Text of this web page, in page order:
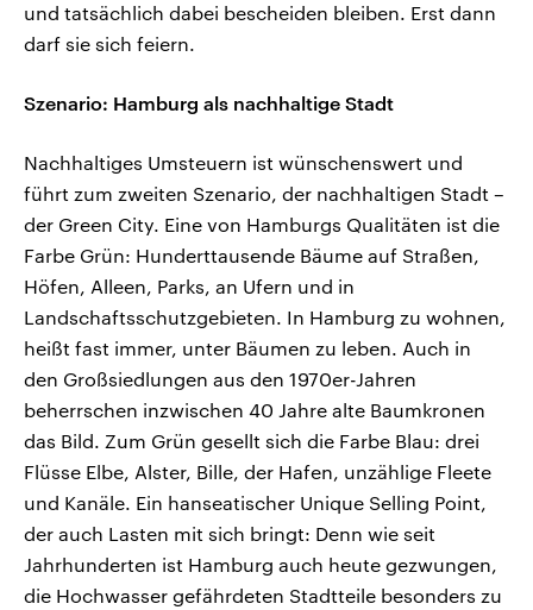
und tatsächlich dabei bescheiden bleiben. Erst dann
darf sie sich feiern.
Szenario: Hamburg als nachhaltige Stadt
Nachhaltiges Umsteuern ist wünschenswert und
führt zum zweiten Szenario, der nachhaltigen Stadt –
der Green City. Eine von Hamburgs Qualitäten ist die
Farbe Grün: Hunderttausende Bäume auf Straßen,
Höfen, Alleen, Parks, an Ufern und in
Landschaftsschutzgebieten. In Hamburg zu wohnen,
heißt fast immer, unter Bäumen zu leben. Auch in
den Großsiedlungen aus den 1970er-Jahren
beherrschen inzwischen 40 Jahre alte Baumkronen
das Bild. Zum Grün gesellt sich die Farbe Blau: drei
Flüsse Elbe, Alster, Bille, der Hafen, unzählige Fleete
und Kanäle. Ein hanseatischer Unique Selling Point,
der auch Lasten mit sich bringt: Denn wie seit
Jahrhunderten ist Hamburg auch heute gezwungen,
die Hochwasser gefährdeten Stadtteile besonders zu